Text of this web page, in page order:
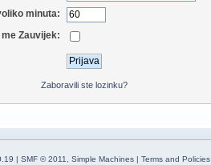
minuta:
Zauvijek:
Zaboravili ste lozinku?
| SMF © 2011 Simple Machines | Terms and Policies